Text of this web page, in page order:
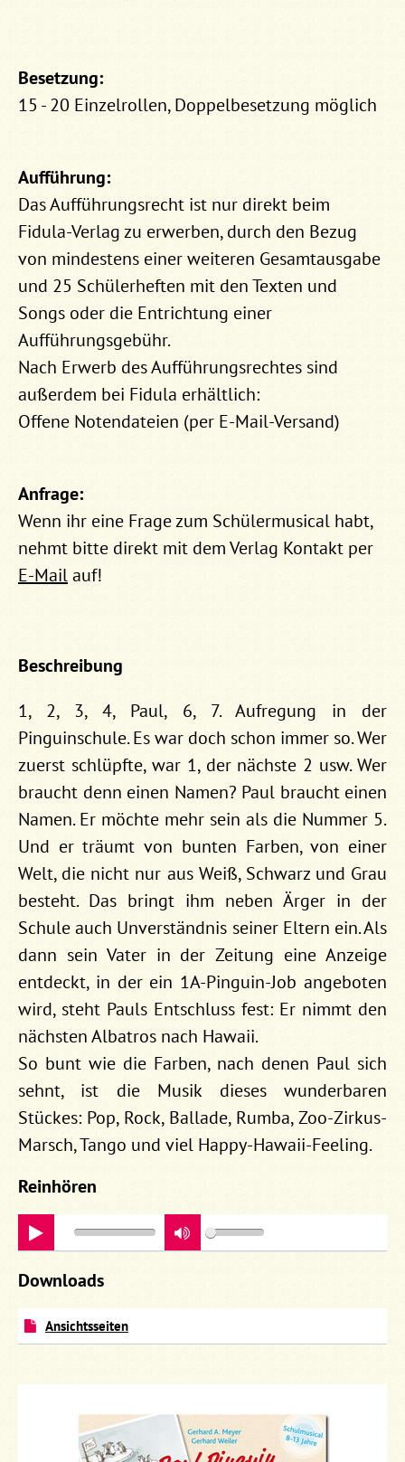
Besetzung:
15 - 20 Einzelrollen, Doppelbesetzung möglich
Aufführung:
Das Aufführungsrecht ist nur direkt beim
Fidula-Verlag zu erwerben, durch den Bezug
von mindestens einer weiteren Gesamtausgabe
und 25 Schülerheften mit den Texten und
Songs oder die Entrichtung einer
Aufführungsgebühr.
Nach Erwerb des Aufführungsrechtes sind
außerdem bei Fidula erhältlich:
Offene Notendateien (per E-Mail-Versand)
Anfrage:
Wenn ihr eine Frage zum Schülermusical habt,
nehmt bitte direkt mit dem Verlag Kontakt per
E-Mailauf!
Beschreibung
1, 2, 3, 4, Paul, 6, 7. Aufregung in der
Pinguinschule. Es war doch schon immer so. Wer
zuerst schlüpfte, war 1, der nächste 2 usw. Wer
braucht denn einen Namen? Paul braucht einen
Namen. Er möchte mehr sein als die Nummer 5.
Und er träumt von bunten Farben, von einer
Welt, die nicht nur aus Weiß, Schwarz und Grau
besteht. Das bringt ihm neben Ärger in der
Schule auch Unverständnis seiner Eltern ein. Als
dann sein Vater in der Zeitung eine Anzeige
entdeckt, in der ein 1A-Pinguin-Job angeboten
wird, steht Pauls Entschluss fest: Er nimmt den
nächsten Albatros nach Hawaii.
So bunt wie die Farben, nach denen Paul sich
sehnt, ist die Musik dieses wunderbaren
Stückes: Pop, Rock, Ballade, Rumba, Zoo-Zirkus-
Marsch, Tango und viel Happy-Hawaii-Feeling.
Reinhören
Downloads
Ansichtsseiten